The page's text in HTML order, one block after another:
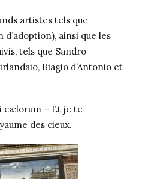
artistes tels que
ainsi que les
tels que Sandro
Biagio d’Antonio et
cælorum – Et je te
des cieux.